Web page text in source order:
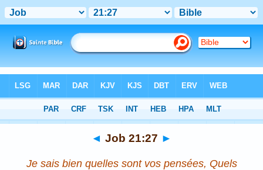
Chapitre 21 > Verset 27
◄ Job 21:27 ►
Je sais bien quelles sont vos pensées, Quels